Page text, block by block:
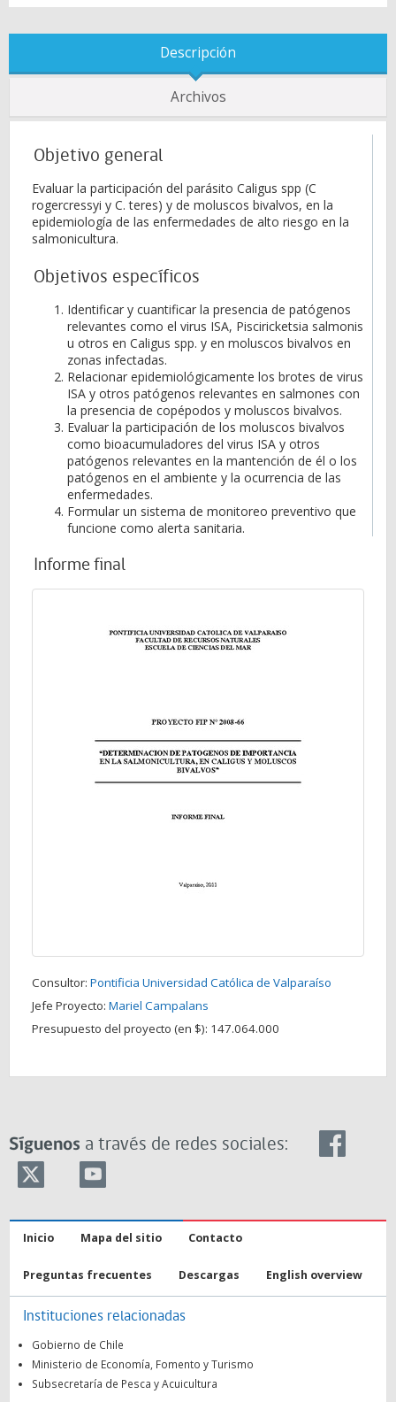
Descripción
Archivos
Objetivo general
Evaluar la participación del parásito Caligus spp (C
rogercressyi y C. teres) y de moluscos bivalvos, en la
epidemiología de las enfermedades de alto riesgo en la
salmonicultura.
Objetivos específicos
Identificar y cuantificar la presencia de patógenos
relevantes como el virus ISA, Pisciricketsia salmonis
u otros en Caligus spp. y en moluscos bivalvos en
zonas infectadas.
Relacionar epidemiológicamente los brotes de virus
ISA y otros patógenos relevantes en salmones con
la presencia de copépodos y moluscos bivalvos.
Evaluar la participación de los moluscos bivalvos
como bioacumuladores del virus ISA y otros
patógenos relevantes en la mantención de él o los
patógenos en el ambiente y la ocurrencia de las
enfermedades.
Formular un sistema de monitoreo preventivo que
funcione como alerta sanitaria.
Informe final
Consultor: Pontificia Universidad Católica de Valparaíso
Jefe Proyecto: Mariel Campalans
Presupuesto del proyecto (en $): 147.064.000
Síguenos a través de redes sociales:
Inicio Mapa del sitio Contacto
Preguntas frecuentes Descargas English overview
Instituciones relacionadas
Gobierno de Chile
Ministerio de Economía, Fomento y Turismo
Subsecretaría de Pesca y Acuicultura